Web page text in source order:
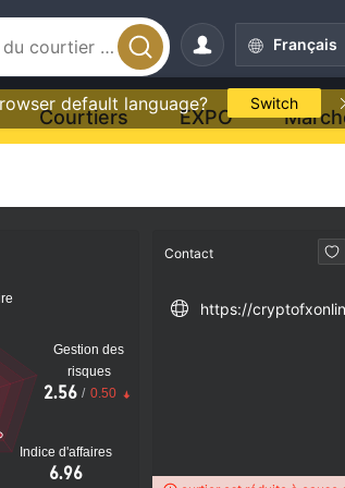
Français
default language? Switch
Courtiers EXPO
Indice d'affaires
6.96
Gestion des
risques
2.56 / 0.50
Contact
https://